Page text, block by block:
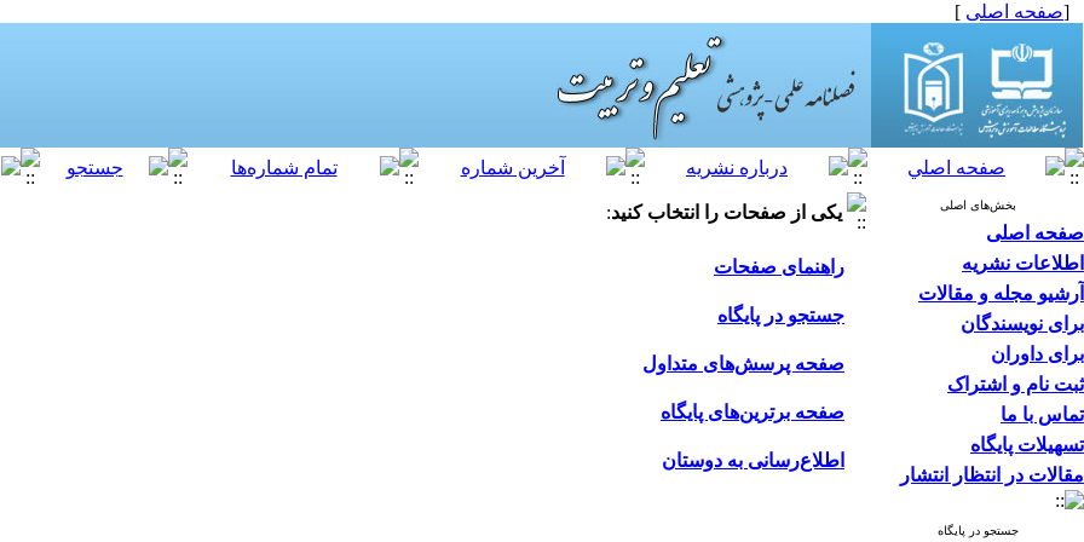
[صفحه اصلی ]
بخش‌های اصلی
صفحه اصلی
اطلاعات نشریه
آرشیو مجله و مقالات
برای نویسندگان
برای داوران
ثبت نام و اشتراک
تماس با ما
تسهیلات پایگاه
مقالات در انتظار انتشار
جستجو در پایگاه
یکی از صفحات را انتخاب کنید:
راهنمای صفحات
جستجو در پایگاه
صفحه پرسش‌های متداول
صفحه برترین‌های پایگاه
اطلاع‌رسانی به دوستان